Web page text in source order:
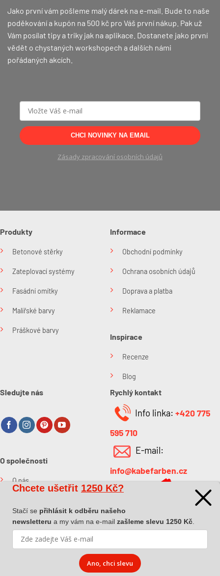
Jako první vám pošleme malý dárek na e-mail. Bude to naše
poděkování a kupón na 500 kč pro Váš první nákup. Pak už
Vám posílat tipy a triky jak na aplikace. Dostanete jako první
vědět o chystaných workshopech a dalších námi
pořádaných akcích.
CHCI NOVINKY NA EMAIL
Zásady zpracování osobních údajů
Produkty
Betonové stěrky
Zateplovací systémy
Fasádní omítky
Malířské barvy
Práškové barvy
Informace
Obchodní podmínky
Ochrana osobních údajů
Doprava a platba
Reklamace
Inspirace
Recenze
Blog
Sledujte nás
O společnosti
O nás
Rychlý kontakt
Info linka: +420 775
595 710
E-mail:
info@kabefarben.cz
Dova a.s. Pokyny k převzetí zásilky
Chcete ušetřit 1250 Kč?
Stačí se přihlásit k odběru našeho
newsletteru a my vám na e-mail zašleme slevu 1250 Kč
Ano, chci slevu